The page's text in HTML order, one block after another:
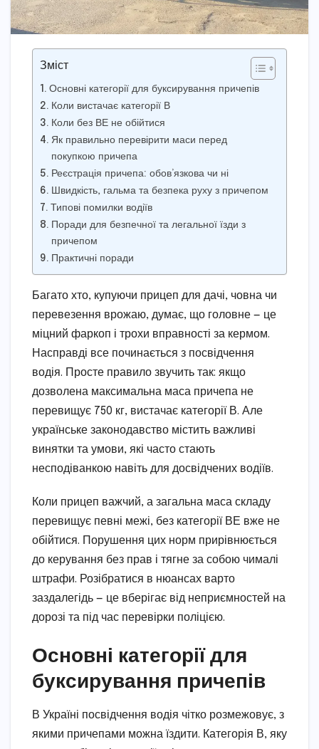
Зміст
Основні категорії для буксирування причепів
Коли вистачає категорії В
Коли без ВЕ не обійтися
Як правильно перевірити маси перед
покупкою причепа
Реєстрація причепа: обов’язкова чи ні
Швидкість, гальма та безпека руху з причепом
Типові помилки водіїв
Поради для безпечної та легальної їзди з
причепом
Практичні поради
Багато хто, купуючи прицеп для дачі, човна чи
перевезення врожаю, думає, що головне — це
міцний фаркоп і трохи вправності за кермом.
Насправді все починається з посвідчення
водія. Просте правило звучить так: якщо
дозволена максимальна маса причепа не
перевищує 750 кг, вистачає категорії В. Але
українське законодавство містить важливі
винятки та умови, які часто стають
несподіванкою навіть для досвідчених водіїв.
Коли прицеп важчий, а загальна маса складу
перевищує певні межі, без категорії ВЕ вже не
обійтися. Порушення цих норм прирівнюється
до керування без прав і тягне за собою чималі
штрафи. Розібратися в нюансах варто
заздалегідь — це вберігає від неприємностей на
дорозі та під час перевірки поліцією.
Основні категорії для
буксирування причепів
В Україні посвідчення водія чітко розмежовує, з
якими причепами можна їздити. Категорія В, яку